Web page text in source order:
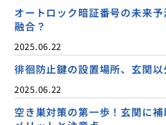
オートロック暗証番号の未来
融合？
2025.06.22
徘徊防止鍵の設置場所、玄関
2025.06.22
空き巣対策の第一歩！玄関に